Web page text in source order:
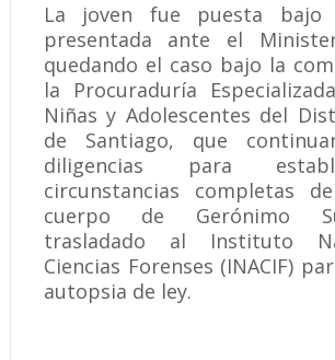
La joven fue puesta bajo
presentada ante el
quedando el caso bajo la
la Procuraduría
Niñas y Adolescentes del
de Santiago, que
diligencias para
circunstancias completas
cuerpo de Gerónimo
trasladado al Instituto
Ciencias Forenses (INACIF)
autopsia de ley.